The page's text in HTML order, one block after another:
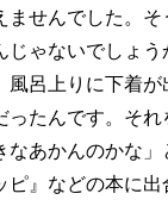
ませんでした。
じゃないでしょう
風呂上りに下着
ったんです。そ
なあかんのかな」
ピ』などの本に